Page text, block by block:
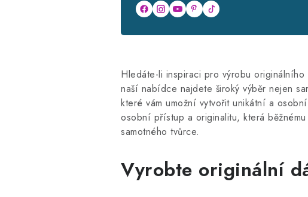
Hledáte-li inspiraci pro výrobu
naší nabídce najdete široký výběr nejen
které vám umožní vytvořit unikátní a
osobní přístup a originalitu, která
samotného tvůrce.
Vyrobte originální